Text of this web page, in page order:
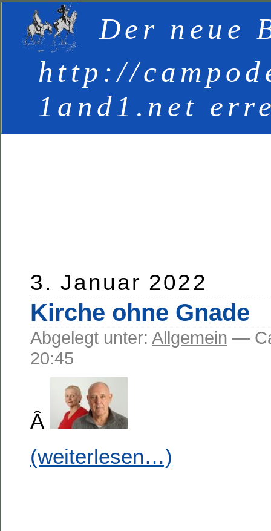
Der neue
http://
1and1.net
3. Januar 2022
Kirche ohne Gnade
Abgelegt unter: Allgemein —
20:45
Â
(weiterlesen…)